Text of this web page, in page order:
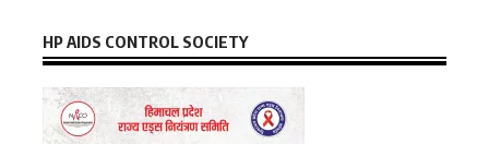
HP AIDS CONTROL SOCIETY